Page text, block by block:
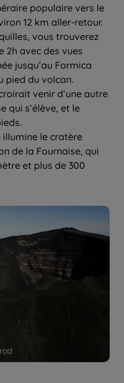
populaire vers le
12 km aller-retour.
vous trouverez
2h avec des vues
jusqu’au Formica
pied du volcan.
venir d’une autre
qui s’élève, et le
illumine le cratère
de la Fournaise, qui
et plus de 300